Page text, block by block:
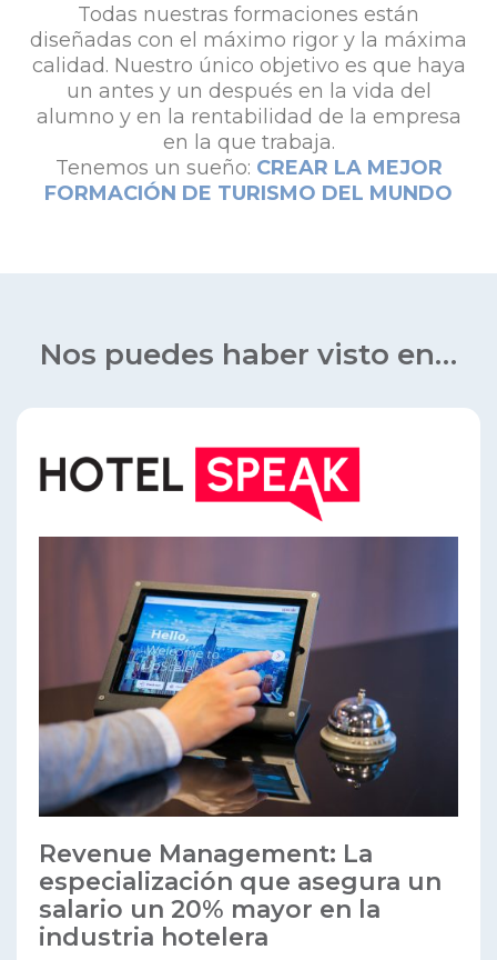
Todas nuestras formaciones están
diseñadas con el máximo rigor y la máxima
calidad. Nuestro único objetivo es que haya
un antes y un después en la vida del
alumno y en la rentabilidad de la empresa
en la que trabaja.
Tenemos un sueño: CREAR LA MEJOR
FORMACIÓN DE TURISMO DEL MUNDO
Nos puedes haber visto en…
Revenue Management: La
especialización que asegura un
salario un 20% mayor en la
industria hotelera